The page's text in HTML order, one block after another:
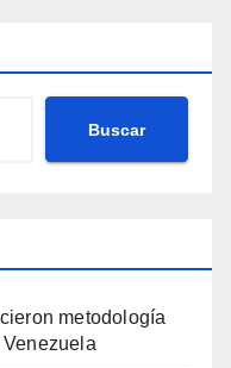
Buscar
metodología